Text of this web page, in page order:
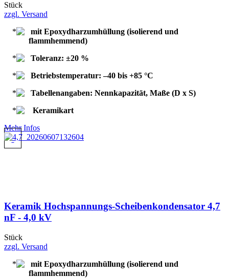
Stück
zzgl. Versand
mit Epoxydharzumhüllung (isolierend und
flammhemmend)
Toleranz: ±20 %
Betriebstemperatur: –40 bis +85 °C
Tabellenangaben: Nennkapazität, Maße (D x S)
Keramikart
Mehr Infos
Keramik Hochspannungs-Scheibenkondensator 4,7
nF - 4,0 kV
Stück
zzgl. Versand
mit Epoxydharzumhüllung (isolierend und
flammhemmend)